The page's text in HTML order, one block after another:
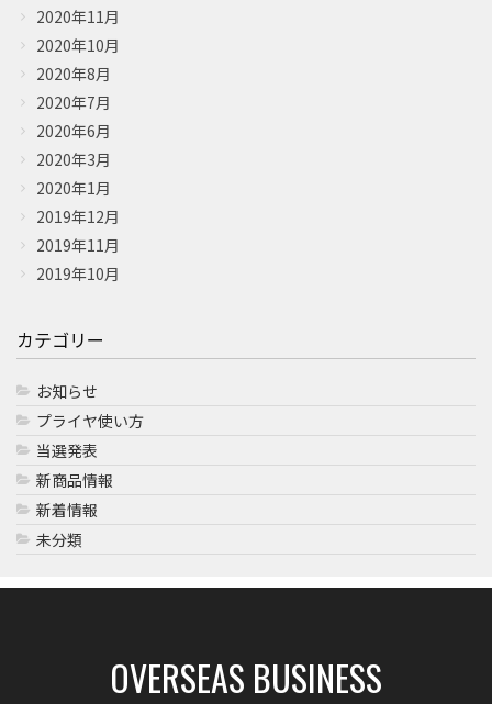
2020年11月
2020年10月
2020年8月
2020年7月
2020年6月
2020年3月
2020年1月
2019年12月
2019年11月
2019年10月
カテゴリー
お知らせ
プライヤ使い方
当選発表
新商品情報
新着情報
未分類
OVERSEAS BUSINESS